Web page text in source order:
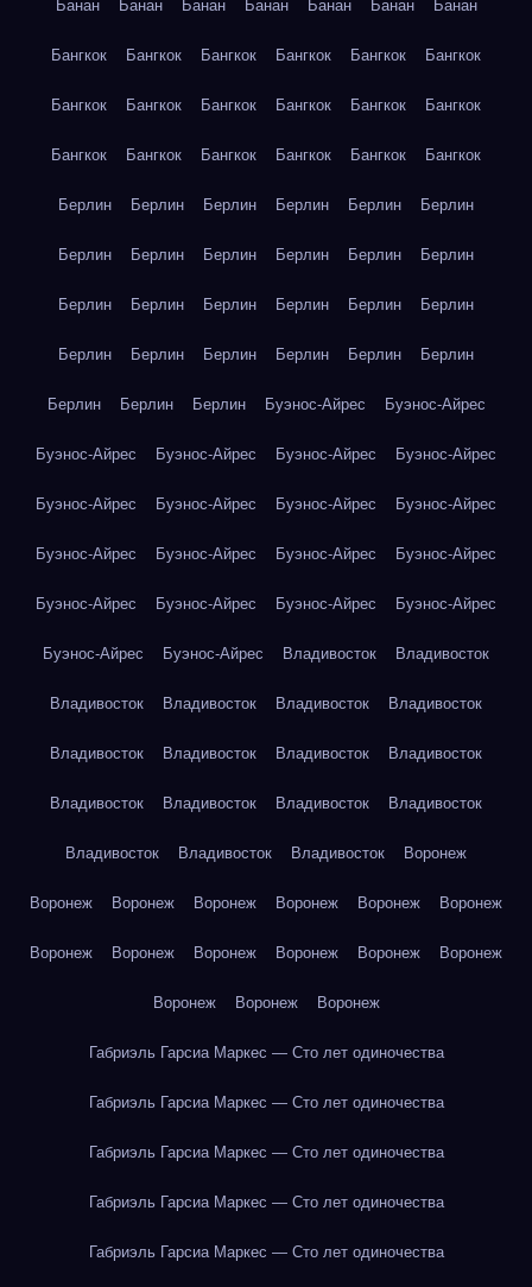
Банан Банан Банан Банан Банан Банан Банан
Бангкок Бангкок Бангкок Бангкок Бангкок Бангкок
Бангкок Бангкок Бангкок Бангкок Бангкок Бангкок
Бангкок Бангкок Бангкок Бангкок Бангкок Бангкок
Берлин Берлин Берлин Берлин Берлин Берлин
Берлин Берлин Берлин Берлин Берлин Берлин
Берлин Берлин Берлин Берлин Берлин Берлин
Берлин Берлин Берлин Берлин Берлин Берлин
Берлин Берлин Берлин Буэнос-Айрес Буэнос-Айрес
Буэнос-Айрес Буэнос-Айрес Буэнос-Айрес Буэнос-Айрес
Буэнос-Айрес Буэнос-Айрес Буэнос-Айрес Буэнос-Айрес
Буэнос-Айрес Буэнос-Айрес Буэнос-Айрес Буэнос-Айрес
Буэнос-Айрес Буэнос-Айрес Буэнос-Айрес Буэнос-Айрес
Буэнос-Айрес Буэнос-Айрес Владивосток Владивосток
Владивосток Владивосток Владивосток Владивосток
Владивосток Владивосток Владивосток Владивосток
Владивосток Владивосток Владивосток Владивосток
Владивосток Владивосток Владивосток Воронеж
Воронеж Воронеж Воронеж Воронеж Воронеж Воронеж
Воронеж Воронеж Воронеж Воронеж Воронеж Воронеж
Воронеж Воронеж Воронеж
Габриэль Гарсиа Маркес — Сто лет одиночества
Габриэль Гарсиа Маркес — Сто лет одиночества
Габриэль Гарсиа Маркес — Сто лет одиночества
Габриэль Гарсиа Маркес — Сто лет одиночества
Габриэль Гарсиа Маркес — Сто лет одиночества